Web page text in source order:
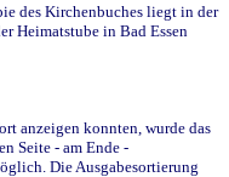
des Kirchenbuches liegt in der
Heimatstube in Bad Essen
anzeigen konnten, wurde das
Seite - am Ende -
Die Ausgabesortierung